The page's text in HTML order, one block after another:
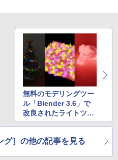
無料のモデリングツー
ル「Blender 3.6」で
改良されたライトツリ
ーを検証！
グ］の他の記事を見る